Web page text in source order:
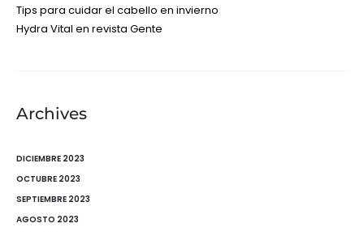
Tips para cuidar el cabello en invierno
Hydra Vital en revista Gente
Archives
DICIEMBRE 2023
OCTUBRE 2023
SEPTIEMBRE 2023
AGOSTO 2023